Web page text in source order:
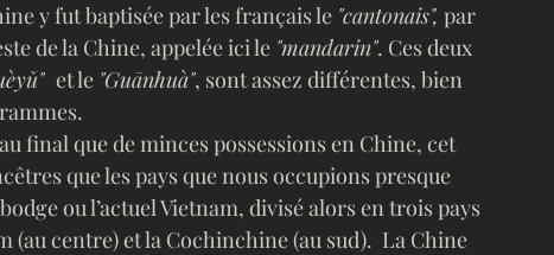
y fut baptisée par les français le "cantonais", par
de la Chine, appelée ici le "mandarin". Ces deux
et le "Guānhuà", sont assez différentes, bien
que les pays que nous occupions presque
ou l’actuel Vietnam, divisé alors en trois pays
(au centre) et la Cochinchine (au sud).  La Chine